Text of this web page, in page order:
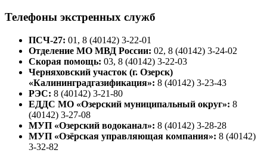
Телефоны экстренных служб
ПСЧ-27: 01, 8 (40142) 3-22-01
Отделение МО МВД России: 02, 8 (40142) 3-24-02
Скорая помощь: 03, 8 (40142) 3-22-03
Черняховский участок (г. Озерск)
«Калининградгазификация»: 8 (40142) 3-23-43
РЭС: 8 (40142) 3-21-80
ЕДДС МО «Озерский муниципальный округ»: 8
(40142) 3-27-08
МУП «Озерский водоканал»: 8 (40142) 3-28-28
МУП «Озёрская управляющая компания»: 8 (40142)
3-32-82